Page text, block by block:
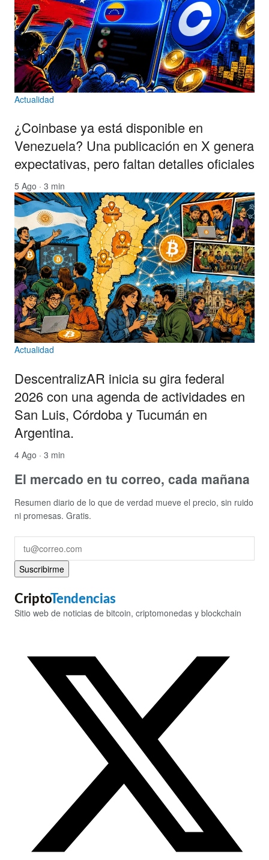
Actualidad
¿Coinbase ya está disponible en
Venezuela? Una publicación en X genera
expectativas, pero faltan detalles oficiales
5 Ago · 3 min
Actualidad
DescentralizAR inicia su gira federal
2026 con una agenda de actividades en
San Luis, Córdoba y Tucumán en
Argentina.
4 Ago · 3 min
El mercado en tu correo, cada mañana
Resumen diario de lo que de verdad mueve el precio, sin ruido
ni promesas. Gratis.
Suscribirme
CriptoTendencias
Sitio web de noticias de bitcoin, criptomonedas y blockchain